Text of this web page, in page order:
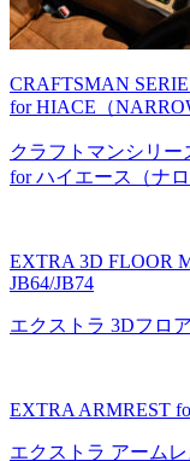
CRAFTSMAN
for HIACE（
クラフトマンシリ
for ハイエース（ナロ
EXTRA 3D FLOOR
JB64/JB74
エクストラ 3Dフロ
EXTRA ARMREST
エクストラ アーム